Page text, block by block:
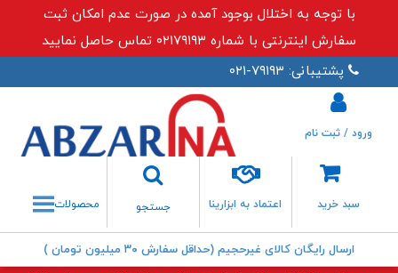
با توجه به اختلال بوجود آمده در صورت عدم امکان ثبت
سفارش اینترنتی با شماره ۰۲۱۷۹۱۹۳ تماس حاصل نمایید
پشتیبانی: ۷۹۱۹۳-۰۲۱
سبد خرید اعتماد به ابزارینا
جستجو
جستجو
ورود / ثبت نام
محصولات
ارسال رایگان کالای غیرحجیم (حداقل سفارش ۳۰ میلیون تومان )